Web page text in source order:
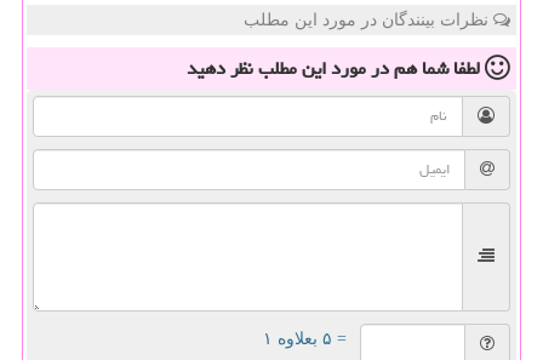
نظرات بینندگان در مورد این مطلب
لطفا شما همدر مورد این مطلبنظر دهید
= ۵ بعلاوه ۱